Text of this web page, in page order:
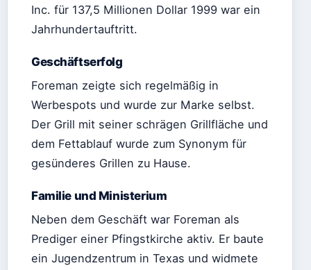
Inc. für 137,5 Millionen Dollar 1999 war ein
Jahrhundertauftritt.
Geschäftserfolg
Foreman zeigte sich regelmäßig in
Werbespots und wurde zur Marke selbst.
Der Grill mit seiner schrägen Grillfläche und
dem Fettablauf wurde zum Synonym für
gesünderes Grillen zu Hause.
Familie und Ministerium
Neben dem Geschäft war Foreman als
Prediger einer Pfingstkirche aktiv. Er baute
ein Jugendzentrum in Texas und widmete